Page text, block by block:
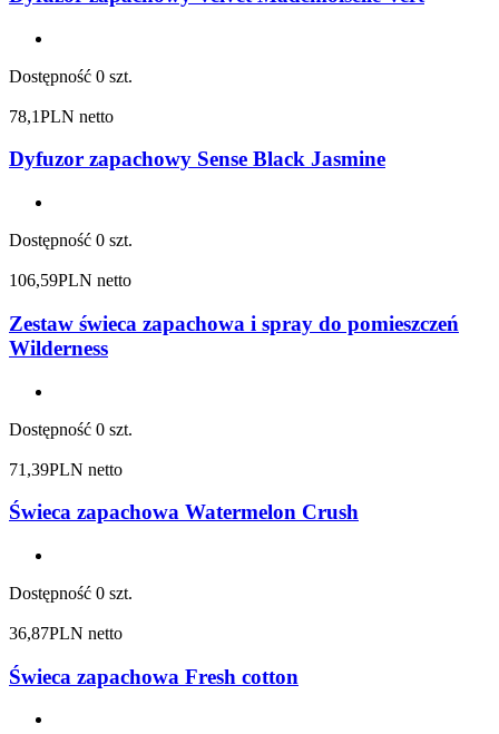
Dostępność 0 szt.
78,1PLN netto
Dyfuzor zapachowy Sense Black Jasmine
Dostępność 0 szt.
106,59PLN netto
Zestaw świeca zapachowa i spray do pomieszczeń
Wilderness
Dostępność 0 szt.
71,39PLN netto
Świeca zapachowa Watermelon Crush
Dostępność 0 szt.
36,87PLN netto
Świeca zapachowa Fresh cotton